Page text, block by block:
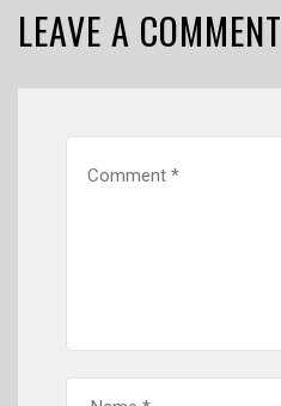
LEAVE A COMMENT